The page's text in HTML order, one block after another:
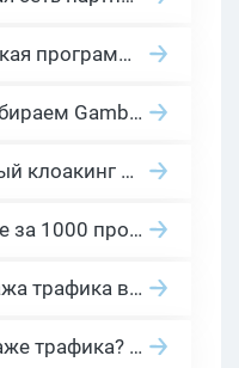
Partners 1win: партнерская программа казино в нише гемблинг арбитраж
2026 Гемблинг это: Разбираем Gambling вертикаль, и все что связано с гемблинг и беттинг офферами
Cloaking House: облачный клоакинг для фильтрации ботов FB и Google Ads — гайд PHP-интеграции 2026
Сколько платит YouTube за 1000 просмотров в 2026: реальные цифры от 0.5 до 36 USD по ГЕО
Нейросети для арбитража трафика в 2026: инструменты, кейсы и AI-медиабайеры
За что платят в арбитраже трафика? 30 моделей оплаты в бурж и СНГ партнерках